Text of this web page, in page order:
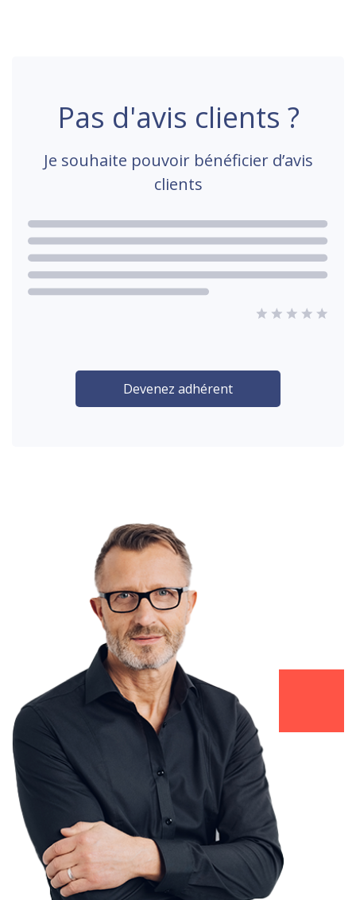
Pas d'avis clients ?
Je souhaite pouvoir bénéficier d’avis
clients
Devenez adhérent